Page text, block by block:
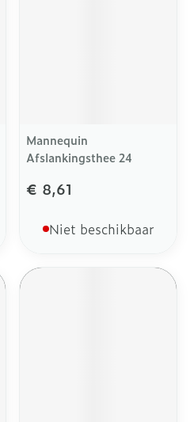
Mannequin
Afslankingsthee 24
€ 8,61
Niet beschikbaar